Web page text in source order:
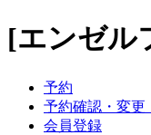
[エンゼル
予約
予約確認・変更
会員登録